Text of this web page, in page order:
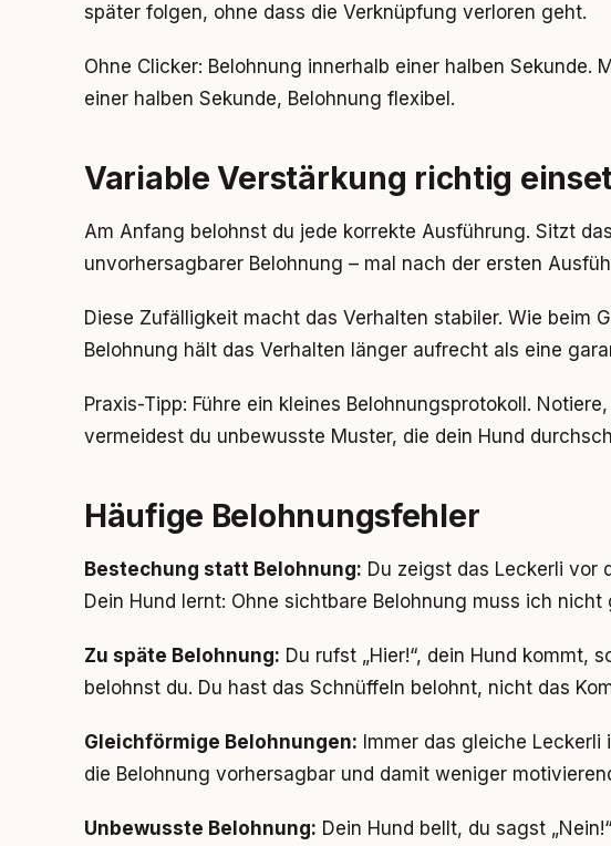
später folgen, ohne dass die Verknüpfung verloren geht.
Ohne Clicker: Belohnung innerhalb einer halben Sekunde.
einer halben Sekunde, Belohnung flexibel.
Variable Verstärkung richtig
Am Anfang belohnst du jede korrekte Ausführung. Sitzt
unvorhersagbarer Belohnung – mal nach der ersten
Diese Zufälligkeit macht das Verhalten stabiler. Wie beim
Belohnung hält das Verhalten länger aufrecht als eine
Praxis-Tipp: Führe ein kleines Belohnungsprotokoll.
vermeidest du unbewusste Muster, die dein Hund
Häufige Belohnungsfehler
Bestechung statt Belohnung: Du zeigst das Leckerli vor
Dein Hund lernt: Ohne sichtbare Belohnung muss ich nicht
Zu späte Belohnung: Du rufst „Hier!“, dein Hund kommt,
belohnst du. Du hast das Schnüffeln belohnt, nicht das
Gleichförmige Belohnungen: Immer das gleiche
die Belohnung vorhersagbar und damit weniger
Unbewusste Belohnung: Dein Hund bellt, du sagst